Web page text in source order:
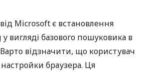
Microsoft є встановлення
вигляді базового пошуковика в
відзначити, що користувач
браузера. Ця